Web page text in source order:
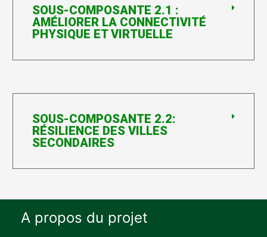
SOUS-COMPOSANTE 2.1 :
AMÉLIORER LA CONNECTIVITÉ
PHYSIQUE ET VIRTUELLE
SOUS-COMPOSANTE 2.2:
RÉSILIENCE DES VILLES
SECONDAIRES
A propos du projet